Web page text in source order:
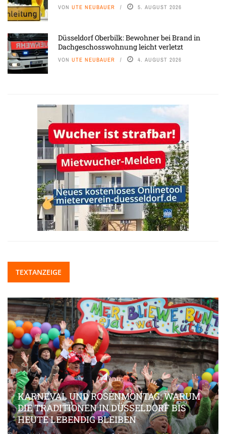
VON UTE NEUBAUER 5. AUGUST 2026
Düsseldorf Oberbilk: Bewohner bei Brand in
Dachgeschosswohnung leicht verletzt
VON UTE NEUBAUER 4. AUGUST 2026
TEXTANZEIGE
KARNEVAL UND ROSENMONTAG: WARUM
DIE TRADITIONEN IN DÜSSELDORF BIS
HEUTE LEBENDIG BLEIBEN